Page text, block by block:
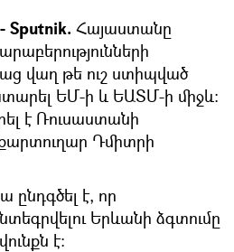
Sputnik. Հայաստանը
վաղ թե ուշ ստիպված
ԵՄ-ի և ԵԱՏՄ-ի միջև։
է Ռուսաստանի
Դմիտրի
ընդգծել է, որ
Երևանի ձգտումը
է։